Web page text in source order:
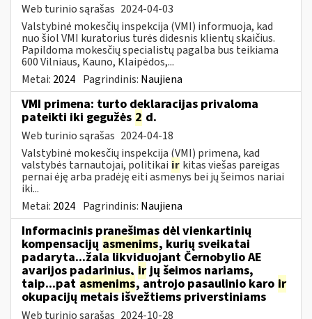
Web turinio sąrašas 2024-04-03
Valstybinė mokesčių inspekcija (VMI) informuoja, kad
nuo šiol VMI kuratorius turės didesnis klientų skaičius.
Papildoma mokesčių specialistų pagalba bus teikiama
600 Vilniaus, Kauno, Klaipėdos,...
Metai: 2024 Pagrindinis: Naujiena
VMI primena: turto deklaracijas privaloma
pateikti iki gegužės 2 d.
Web turinio sąrašas 2024-04-18
Valstybinė mokesčių inspekcija (VMI) primena, kad
valstybės tarnautojai, politikai ir kitas viešas pareigas
pernai ėję arba pradėję eiti asmenys bei jų šeimos nariai
iki...
Metai: 2024 Pagrindinis: Naujiena
Informacinis pranešimas dėl vienkartinių
kompensacijų asmenims, kurių sveikatai
padaryta...žala likviduojant Černobylio AE
avarijos padarinius, irjų šeimos nariams,
taip...pat asmenims, antrojo pasaulinio karo ir
okupacijų metais išvežtiems priverstiniams
Web turinio sąrašas 2024-10-28